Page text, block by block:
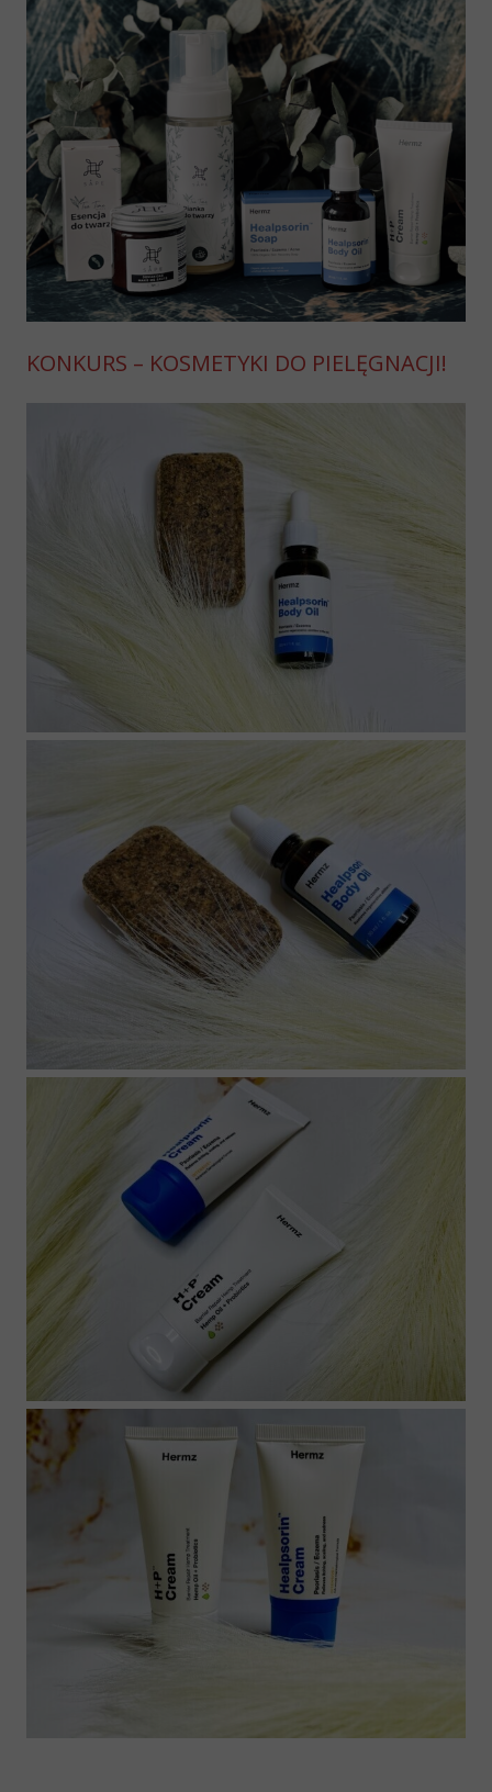
KONKURS – KOSMETYKI DO PIELĘGNACJI!